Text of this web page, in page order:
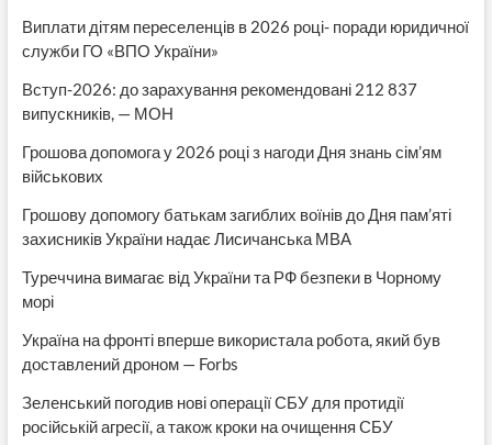
Виплати дітям переселенців в 2026 році- поради юридичної
служби ГО «ВПО України»
Вступ-2026: до зарахування рекомендовані 212 837
випускників, — МОН
Грошова допомога у 2026 році з нагоди Дня знань сім’ям
військових
Грошову допомогу батькам загиблих воїнів до Дня пам’яті
захисників України надає Лисичанська МВА
Туреччина вимагає від України та РФ безпеки в Чорному
морі
Україна на фронті вперше використала робота, який був
доставлений дроном — Forbs
Зеленський погодив нові операції СБУ для протидії
російській агресії, а також кроки на очищення СБУ